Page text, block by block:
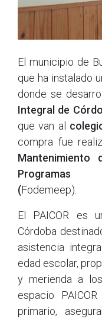
El municipio de
que ha instalado
donde se
Integral de
que van al
compra fue
Mantenimiento
Programas
(Fodemeep).
El PAICOR es
Córdoba
asistencia
edad escolar,
y merienda a
espacio
primario,